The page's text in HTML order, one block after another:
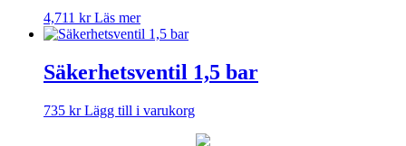
4,711 kr Läs mer
Säkerhetsventil 1,5 bar
735 kr Lägg till i varukorg